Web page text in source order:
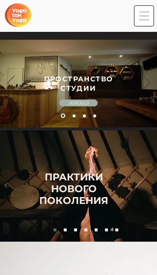
ПРОСТРАНСТВО
СТУДИИ
ЗАПИСАТЬСЯ
ПРАКТИКИ
НОВОГО
ПОКОЛЕНИЯ